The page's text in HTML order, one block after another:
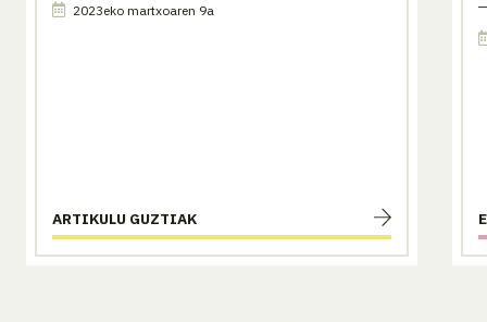
2023eko martxoaren 9a
ARTIKULU GUZTIAK